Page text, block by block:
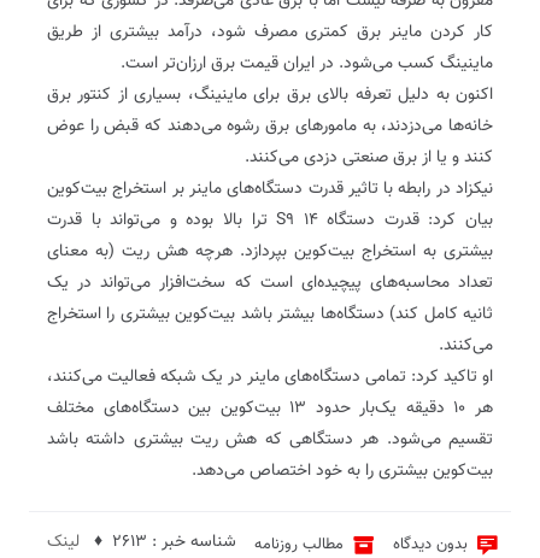
کار کردن ماینر برق کمتری مصرف شود، درآمد بیشتری از طریق
ماینینگ کسب می‌شود. در ایران قیمت برق ارزان‌تر است.
اکنون به دلیل تعرفه بالای برق برای ماینینگ، بسیاری از کنتور برق
خانه‌ها می‌دزدند، به مامورهای برق رشوه می‌دهند که قبض را عوض
کنند و یا از برق صنعتی دزدی می‌کنند.
نیکزاد در رابطه با تاثیر قدرت دستگاه‌های ماینر بر استخراج بیت‌کوین
بیان کرد: قدرت دستگاه S9 14 ترا بالا بوده و می‌تواند با قدرت
بیشتری به استخراج بیت‌کوین بپردازد. هرچه هش ریت (به معنای
تعداد محاسبه‌های پیچیده‌ای است که سخت‌افزار می‌تواند در یک
ثانیه کامل کند) دستگاه‌ها بیشتر باشد بیت‌کوین بیشتری را استخراج
می‌کنند.
او تاکید کرد: تمامی دستگاه‌های ماینر در یک شبکه فعالیت می‌کنند،
هر ۱۰ دقیقه یک‌بار حدود ۱۳ بیت‌کوین بین دستگاه‌های مختلف
تقسیم می‌شود. هر دستگاهی که هش ریت بیشتری داشته باشد
بیت‌کوین بیشتری را به خود اختصاص می‌دهد.
بدون دیدگاه مطالب روزنامه شناسه خبر : 2613 ♦
لینک